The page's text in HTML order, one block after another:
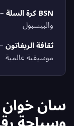
BSN كرة السلة
والبيسبول
ثقافة الريغاتون
موسيقية عالمية
سان خوان
وسياحة